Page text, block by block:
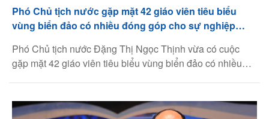
Phó Chủ tịch nước gặp mặt 42 giáo viên tiêu biểu
vùng biển đảo có nhiều đóng góp cho sự nghiệp
Phó Chủ tịch nước Đặng Thị Ngọc Thịnh vừa có cuộc
gặp mặt 42 giáo viên tiêu biểu vùng biển đảo có nhiều